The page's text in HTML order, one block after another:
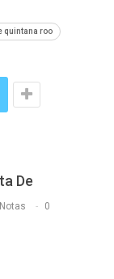
quintana roo
De
0